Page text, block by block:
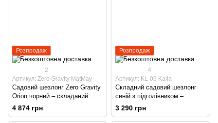
Розпродаж
2
Артикул: Zero Gravity MatMay
Садовий шезлонг Zero Gravity
Orion чорний – складаний
лежак для саду, тераси,
пляжу та кемпінгу
4 874 грн
Розпродаж
4
Артикул: KL-09 Kalla
Складний садовий шезлонг
синій з підголівником –
багатопозиційний для саду,
тераси та пляжу
3 290 грн